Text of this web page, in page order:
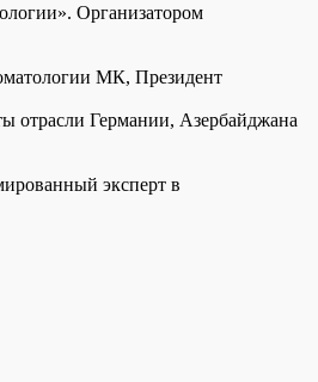
Организатором
МК, Президент
отрасли Германии, Азербайджана
эксперт в